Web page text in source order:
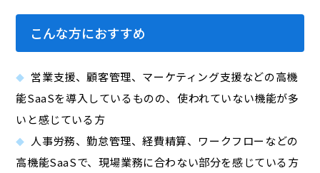
こんな方におすすめ
営業支援、顧客管理、マーケティング支援などの高機
能SaaSを導入しているものの、使われていない機能が多
いと感じている方
人事労務、勤怠管理、経費精算、ワークフローなどの
高機能SaaSで、現場業務に合わない部分を感じている方